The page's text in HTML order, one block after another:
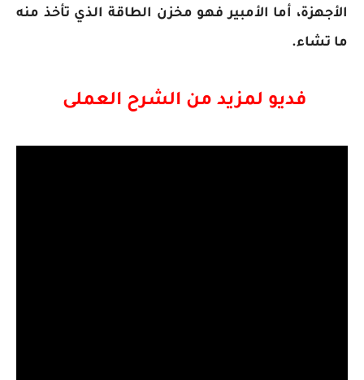
الأجهزة، أما الأمبير فهو مخزن الطاقة الذي تأخذ منه
ما تشاء.
فديو لمزيد من الشرح العملى